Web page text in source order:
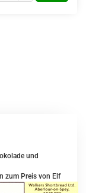
und
zum Preis von Elf